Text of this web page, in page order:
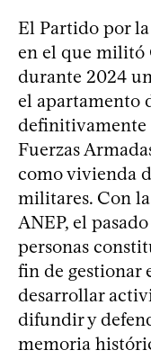
El Partido por
en el que militó
durante 2024
el apartamento
definitivamente
Fuerzas
como vivienda
militares. Con
ANEP, el
personas
fin de gestionar
desarrollar
difundir y
memoria